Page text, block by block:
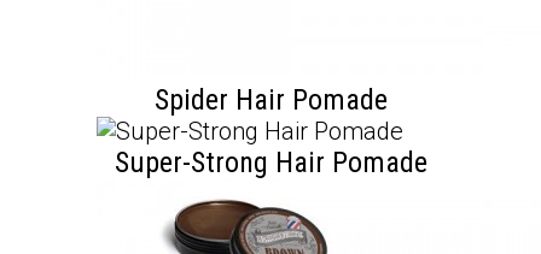
Spider Hair Pomade
Super-Strong Hair Pomade